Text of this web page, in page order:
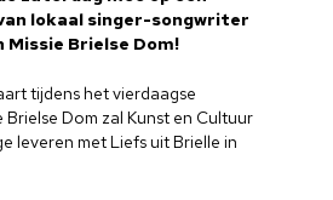
lokaal singer-songwriter
Missie Brielse Dom!
tijdens het vierdaagse
Brielse Dom zal Kunst en Cultuur
leveren met Liefs uit Brielle in